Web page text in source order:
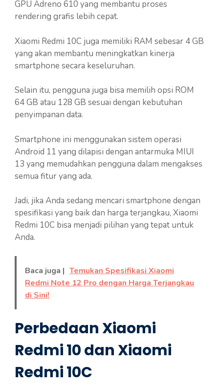
GPU Adreno 610 yang membantu proses
rendering grafis lebih cepat.
Xiaomi Redmi 10C juga memiliki RAM sebesar 4 GB
yang akan membantu meningkatkan kinerja
smartphone secara keseluruhan.
Selain itu, pengguna juga bisa memilih opsi ROM
64 GB atau 128 GB sesuai dengan kebutuhan
penyimpanan data.
Smartphone ini menggunakan sistem operasi
Android 11 yang dilapisi dengan antarmuka MIUI
13 yang memudahkan pengguna dalam mengakses
semua fitur yang ada.
Jadi, jika Anda sedang mencari smartphone dengan
spesifikasi yang baik dan harga terjangkau, Xiaomi
Redmi 10C bisa menjadi pilihan yang tepat untuk
Anda.
Baca juga | Temukan Spesifikasi Xiaomi
Redmi Note 12 Pro dengan Harga Terjangkau
di Sini!
Perbedaan Xiaomi
Redmi 10 dan Xiaomi
Redmi 10C